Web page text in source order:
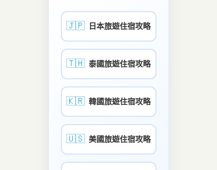
🇯🇵 日本旅遊住宿攻略
🇹🇭 泰國旅遊住宿攻略
🇰🇷 韓國旅遊住宿攻略
🇺🇸 美國旅遊住宿攻略